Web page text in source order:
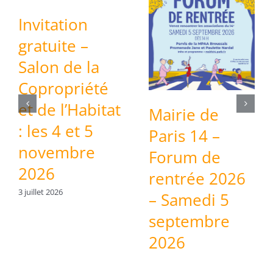
Invitation
gratuite –
Salon de la
Copropriété
et de l’Habitat
: les 4 et 5
novembre
2026
3 juillet 2026
Mairie de
Paris 14 –
Forum de
rentrée 2026
– Samedi 5
septembre
2026